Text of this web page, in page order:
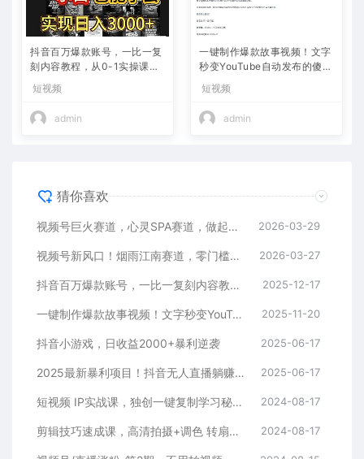
抖音百万爆款账号，一比一复
刻内容教程，从0-1实操课，
入10w+
短视频
admin
一键制作爆款故事视频！文字
秒变YouTube自动发布的傻瓜
短视频
admin
猜你喜欢
视频号巨火赛道，心灵SPA赛道，做起来超简单，每天收益800+ 2026-03-29
视频号新风口！烟雨江南赛道，零门槛日入 500+ 2026-03-27
抖音百万爆款账号，一比一复刻内容教程，从0-1实操课，小白也能学会，复制爆款，月入10w+ 2025-12-17
一键制作爆款故事视频！文字秒变YouTube自动发布的傻瓜式教程 2025-11-20
抖音小游戏，日收益2000+暴利逆袭 2025-06-17
2025最新暴利项目！抖音无人直播躺赚攻略！抖音无人直播3.0玩法！0门槛… 2025-06-17
短视频 IP实战课，独创一键复制学习秘籍，转战新领域，月赚五万轻松行 2024-08-17
剪辑技巧速成课，高清拍摄+调色 转扇子，建筑-抠图精通，新手秒变剪辑专家 2024-08-17